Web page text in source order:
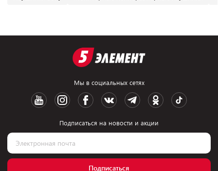
Мы в социальных сетях
Подписаться на новости и акции
Подписаться